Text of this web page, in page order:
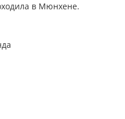
в Мюнхене.